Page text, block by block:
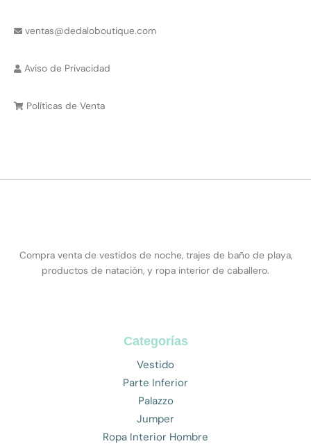
ventas@dedaloboutique.com
Aviso de Privacidad
Políticas de Venta
Compra venta de vestidos de noche, trajes de baño de playa,
productos de natación, y ropa interior de caballero.
Categorías
Vestido
Parte Inferior
Palazzo
Jumper
Ropa Interior Hombre